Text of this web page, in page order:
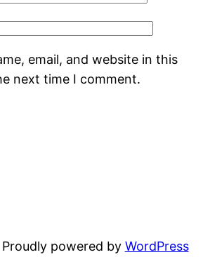
email, and website in this
next time I comment.
Proudly powered by WordPress